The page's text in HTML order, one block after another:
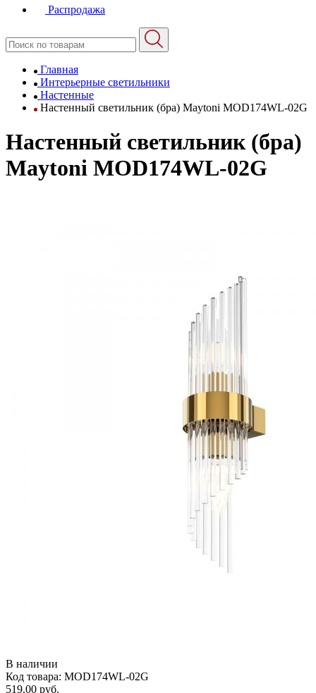
Распродажа
Главная
Интерьерные светильники
Настенные
Настенный светильник (бра) Maytoni MOD174WL-02G
Настенный светильник (бра)
Maytoni MOD174WL-02G
В наличии
Код товара: MOD174WL-02G
519.00 руб.